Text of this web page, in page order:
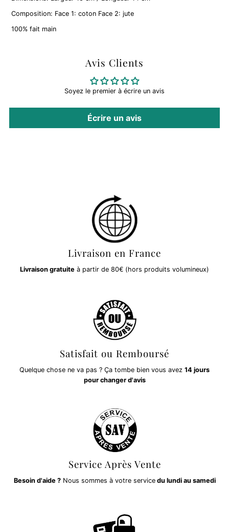
Composition: Face 1: coton Face 2: jute
100% fait main
Avis Clients
Soyez le premier à écrire un avis
Écrire un avis
Livraison en France
Livraison gratuite à partir de 80€ (hors produits volumineux)
Satisfait ou Remboursé
Quelque chose ne va pas ? Ça tombe bien vous avez 14 jours
pour changer d'avis
Service Après Vente
Besoin d'aide ?Nous sommes à votre servicedu lundi au samedi